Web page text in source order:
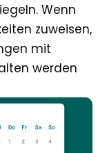
Wenn
zuweisen,
mit
werden